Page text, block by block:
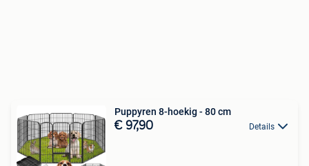
Puppyren 8-hoekig - 80 cm
€ 97,90 Details